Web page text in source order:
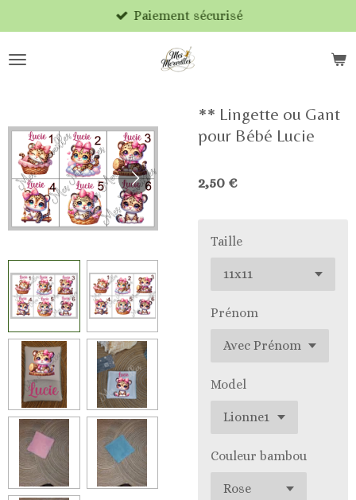
au
contenu
Paiement sécurisé
** Lingette ou Gant
pour Bébé Lucie
2,50 €
Taille
Prénom
Model
Couleur bambou